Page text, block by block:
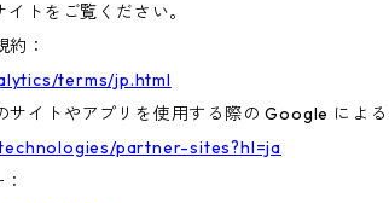
トをご覧ください。
：
terms/jp.html
イトやアプリを使用する際の Google による
partner-sites?hl=ja